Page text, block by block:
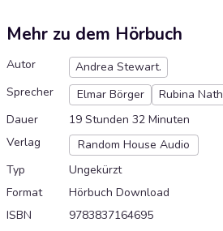
Mehr zu dem Hörbuch
Autor
Andrea Stewart.
Sprecher
Elmar Börger Rubina Nath
Dauer
19 Stunden 32 Minuten
Verlag
Random House Audio
Typ
Ungekürzt
Format
Hörbuch Download
ISBN
9783837164695